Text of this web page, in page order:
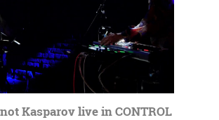
Kasparov live in CONTROL